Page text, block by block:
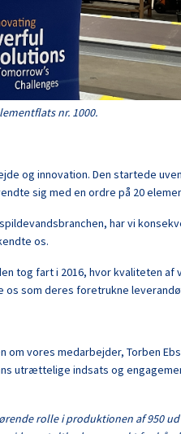
nr. 1000.
og innovation. Den startede
sig med en ordre på 20
har vi
os.
tog fart i 2016, hvor kvaliteten
som deres foretrukne
vores medarbejder, Torben
utrættelige indsats og
rolle i produktionen af 950